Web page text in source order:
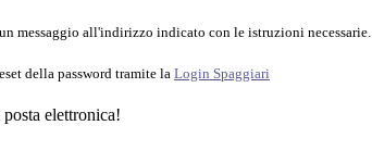
messaggio all'indirizzo indicato con le istruzioni necessarie.
della password tramite la Login Spaggiari
elettronica!